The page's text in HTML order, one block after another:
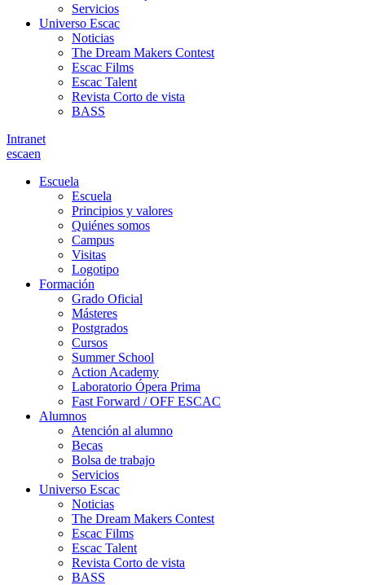
Servicios
Universo Escac
Noticias
The Dream Makers Contest
Escac Films
Escac Talent
Revista Corto de vista
BASS
Intranet
escaen
Escuela
Escuela
Principios y valores
Quiénes somos
Campus
Visitas
Logotipo
Formación
Grado Oficial
Másteres
Postgrados
Cursos
Summer School
Action Academy
Laboratorio Ópera Prima
Fast Forward / OFF ESCAC
Alumnos
Atención al alumno
Becas
Bolsa de trabajo
Servicios
Universo Escac
Noticias
The Dream Makers Contest
Escac Films
Escac Talent
Revista Corto de vista
BASS